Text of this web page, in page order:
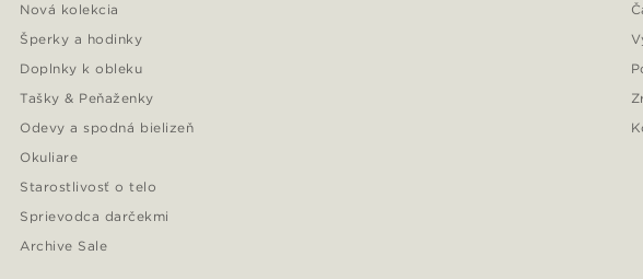
Nová kolekcia
Šperky a hodinky
Doplnky k obleku
Tašky & Peňaženky
Odevy a spodná bielizeň
Okuliare
Starostlivosť o telo
Sprievodca darčekmi
Archive Sale